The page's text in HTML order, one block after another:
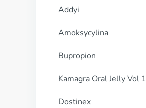
Addyi
Amoksycylina
Bupropion
Kamagra Oral Jelly Vol 1
Dostinex